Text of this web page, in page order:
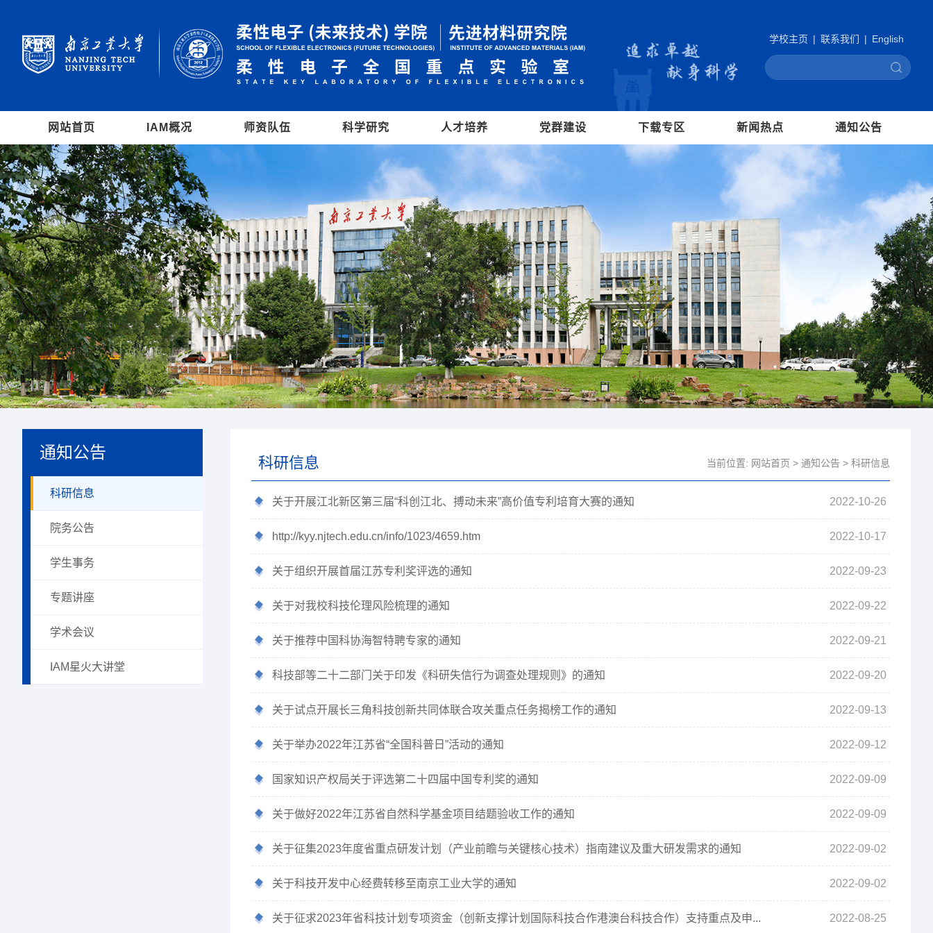
学校主页 | 联系我们 | English
网站首页 IAM概况 师资队伍 科学研究 人才培养 党群建设 下载专区 新闻热点 通知公告
通知公告
科研信息
院务公告
学生事务
专题讲座
学术会议
IAM星火大讲堂
科研信息 当前位置: 网站首页 > 通知公告 > 科研信息
关于开展江北新区第三届“科创江北、搏动未来”高价值专利培育大赛的通知 2022-10-26
http://kyy.njtech.edu.cn/info/1023/4659.htm 2022-10-17
关于组织开展首届江苏专利奖评选的通知 2022-09-23
关于对我校科技伦理风险梳理的通知 2022-09-22
关于推荐中国科协海智特聘专家的通知 2022-09-21
科技部等二十二部门关于印发《科研失信行为调查处理规则》的通知 2022-09-20
关于试点开展长三角科技创新共同体联合攻关重点任务揭榜工作的通知 2022-09-13
关于举办2022年江苏省“全国科普日”活动的通知 2022-09-12
国家知识产权局关于评选第二十四届中国专利奖的通知 2022-09-09
关于做好2022年江苏省自然科学基金项目结题验收工作的通知 2022-09-09
关于征集2023年度省重点研发计划（产业前瞻与关键核心技术）指南建议及重大研发需求的通知 2022-09-02
关于科技开发中心经费转移至南京工业大学的通知 2022-09-02
关于征求2023年省科技计划专项资金（创新支撑计划国际科技合作港澳台科技合作）支持重点及申... 2022-08-25